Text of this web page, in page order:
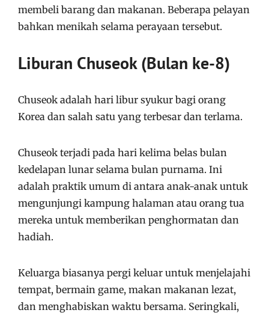
membeli barang dan makanan. Beberapa pelayan
bahkan menikah selama perayaan tersebut.
Liburan Chuseok (Bulan ke-8)
Chuseok adalah hari libur syukur bagi orang
Korea dan salah satu yang terbesar dan terlama.
Chuseok terjadi pada hari kelima belas bulan
kedelapan lunar selama bulan purnama. Ini
adalah praktik umum di antara anak-anak untuk
mengunjungi kampung halaman atau orang tua
mereka untuk memberikan penghormatan dan
hadiah.
Keluarga biasanya pergi keluar untuk menjelajahi
tempat, bermain game, makan makanan lezat,
dan menghabiskan waktu bersama. Seringkali,